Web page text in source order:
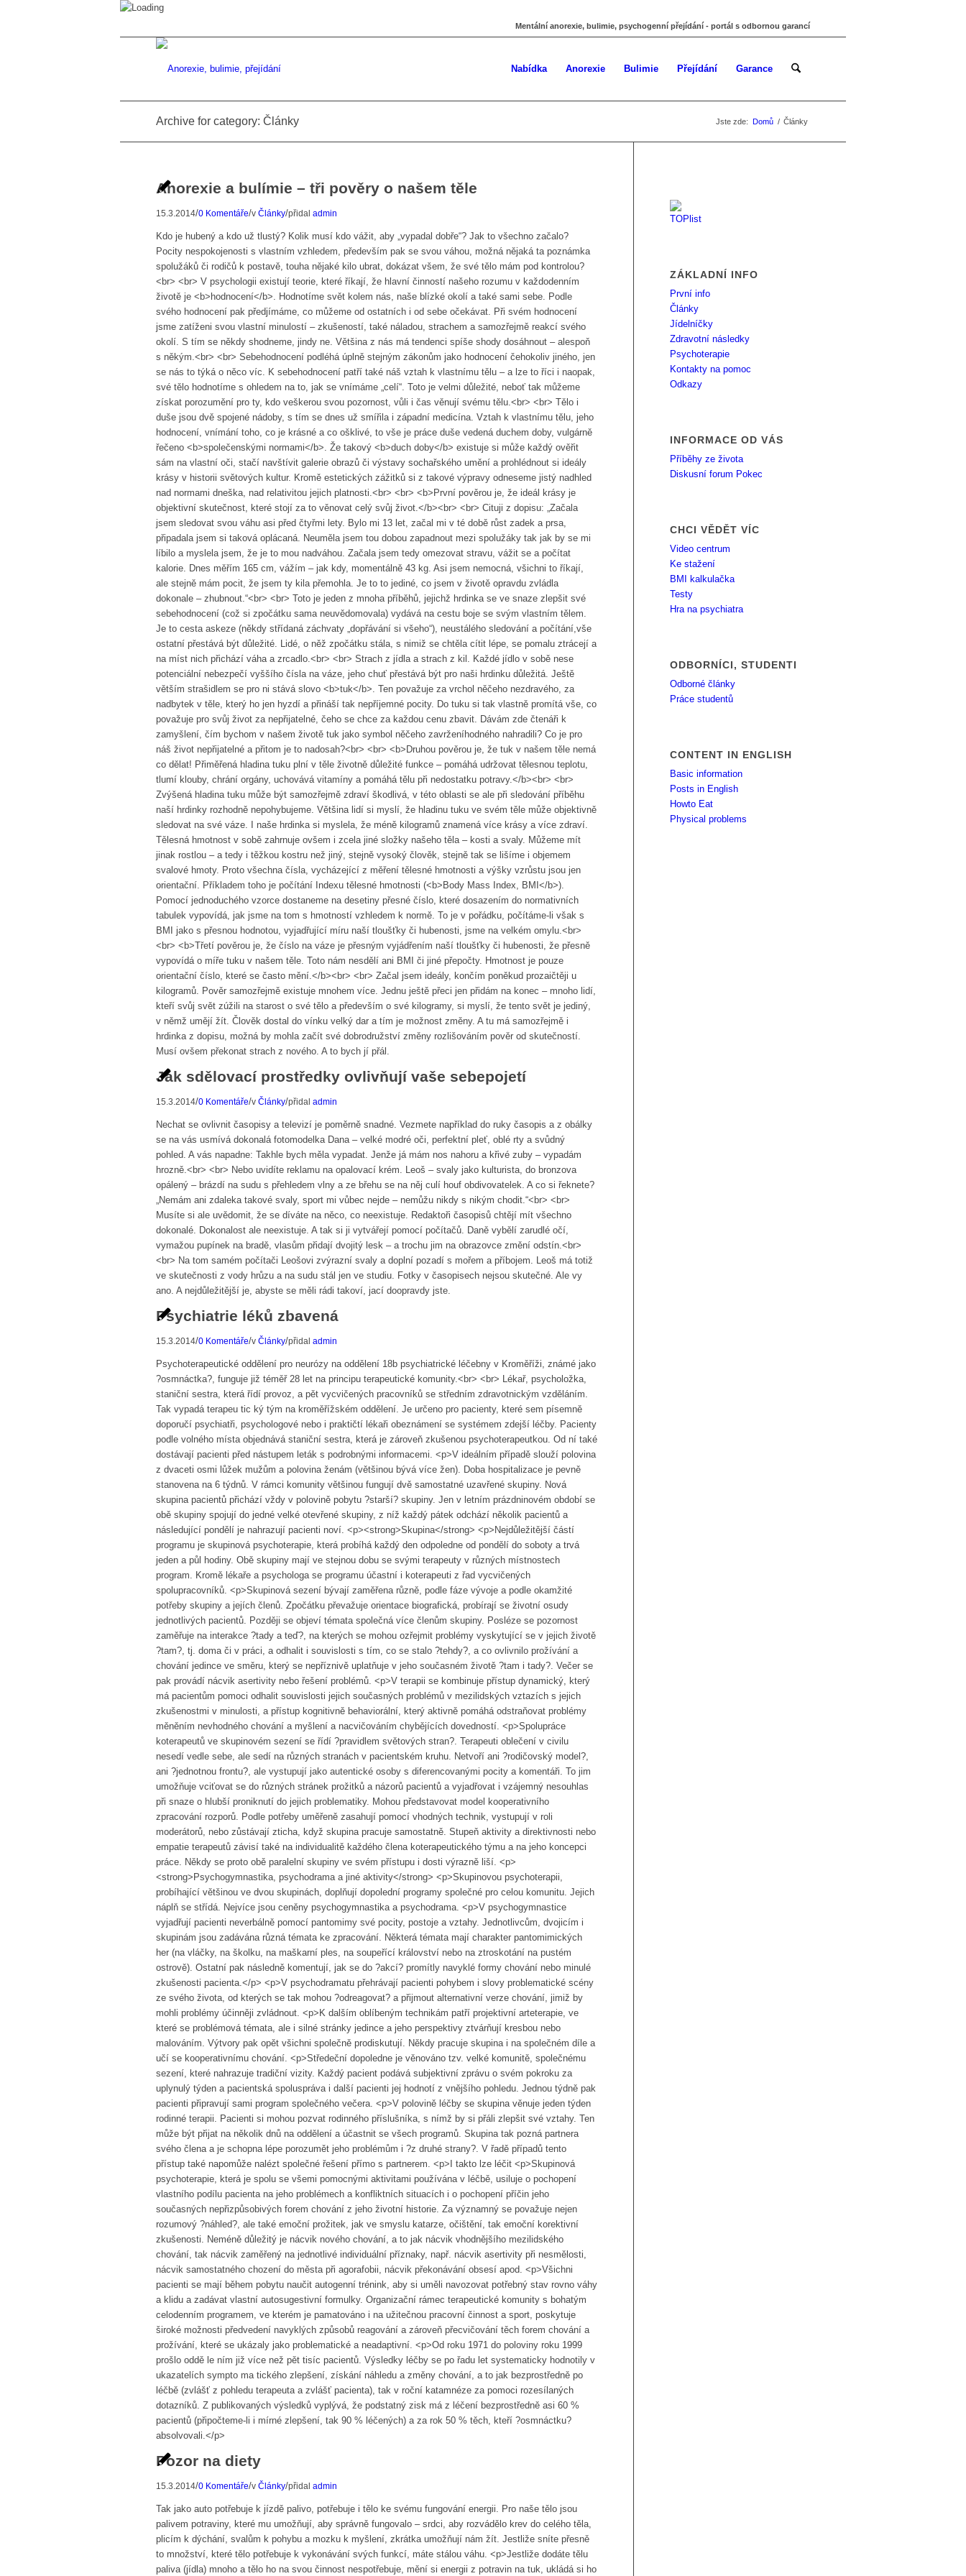
Mentální anorexie, bulimie, psychogenní přejídání - portál s odbornou garancí
Nabídka Anorexie Bulimie Přejídání Garance
Archive for category: Články Jste zde: Domů / Články
Anorexie a bulímie – tři pověry o našem těle
15.3.2014/0 Komentáře/v Články/přidal admin
Kdo je hubený a kdo už tlustý? Kolik musí kdo vážit, aby „vypadal dobře“? Jak to všechno začalo?
Pocity nespokojenosti s vlastním vzhledem, především pak se svou váhou, možná nějaká ta poznámka
spolužáků či rodičů k postavě, touha nějaké kilo ubrat, dokázat všem, že své tělo mám pod kontrolou?
<br> <br> V psychologii existují teorie, které říkají, že hlavní činností našeho rozumu v každodenním
životě je <b>hodnocení</b>. Hodnotíme svět kolem nás, naše blízké okolí a také sami sebe. Podle
svého hodnocení pak předjímáme, co můžeme od ostatních i od sebe očekávat. Při svém hodnocení
jsme zatíženi svou vlastní minulostí – zkušeností, také náladou, strachem a samozřejmě reakcí svého
okolí. S tím se někdy shodneme, jindy ne. Většina z nás má tendenci spíše shody dosáhnout – alespoň
s někým.<br> <br> Sebehodnocení podléhá úplně stejným zákonům jako hodnocení čehokoliv jiného, jen
se nás to týká o něco víc. K sebehodnocení patří také náš vztah k vlastnímu tělu – a lze to říci i naopak,
své tělo hodnotíme s ohledem na to, jak se vnímáme „celí“. Toto je velmi důležité, neboť tak můžeme
získat porozumění pro ty, kdo veškerou svou pozornost, vůli i čas věnují svému tělu.<br> <br> Tělo i
duše jsou dvě spojené nádoby, s tím se dnes už smířila i západní medicína. Vztah k vlastnímu tělu, jeho
hodnocení, vnímání toho, co je krásné a co ošklivé, to vše je práce duše vedená duchem doby, vulgárně
řečeno <b>společenskými normami</b>. Že takový <b>duch doby</b> existuje si může každý ověřit
sám na vlastní oči, stačí navštívit galerie obrazů či výstavy sochařského umění a prohlédnout si ideály
krásy v historii světových kultur. Kromě estetických zážitků si z takové výpravy odneseme jistý nadhled
nad normami dneška, nad relativitou jejich platnosti.<br> <br> <b>První pověrou je, že ideál krásy je
objektivní skutečnost, které stojí za to věnovat celý svůj život.</b><br> <br> Cituji z dopisu: „Začala
jsem sledovat svou váhu asi před čtyřmi lety. Bylo mi 13 let, začal mi v té době růst zadek a prsa,
připadala jsem si taková oplácaná. Neuměla jsem tou dobou zapadnout mezi spolužáky tak jak by se mi
líbilo a myslela jsem, že je to mou nadváhou. Začala jsem tedy omezovat stravu, vážit se a počítat
kalorie. Dnes měřím 165 cm, vážím – jak kdy, momentálně 43 kg. Asi jsem nemocná, všichni to říkají,
ale stejně mám pocit, že jsem ty kila přemohla. Je to to jediné, co jsem v životě opravdu zvládla
dokonale – zhubnout.“<br> <br> Toto je jeden z mnoha příběhů, jejichž hrdinka se ve snaze zlepšit své
sebehodnocení (což si zpočátku sama neuvědomovala) vydává na cestu boje se svým vlastním tělem.
Je to cesta askeze (někdy střídaná záchvaty „dopřávání si všeho“), neustálého sledování a počítání,vše
ostatní přestává být důležité. Lidé, o něž zpočátku stála, s nimiž se chtěla cítit lépe, se pomalu ztrácejí a
na míst nich přichází váha a zrcadlo.<br> <br> Strach z jídla a strach z kil. Každé jídlo v sobě nese
potenciální nebezpečí vyššího čísla na váze, jeho chuť přestává být pro naši hrdinku důležitá. Ještě
větším strašidlem se pro ni stává slovo <b>tuk</b>. Ten považuje za vrchol něčeho nezdravého, za
nadbytek v těle, který ho jen hyzdí a přináší tak nepříjemné pocity. Do tuku si tak vlastně promítá vše, co
považuje pro svůj život za nepřijatelné, čeho se chce za každou cenu zbavit. Dávám zde čtenáři k
zamyšlení, čím bychom v našem životě tuk jako symbol něčeho zavrženíhodného nahradili? Co je pro
náš život nepřijatelné a přitom je to nadosah?<br> <br> <b>Druhou pověrou je, že tuk v našem těle nemá
co dělat! Přiměřená hladina tuku plní v těle životně důležité funkce – pomáhá udržovat tělesnou teplotu,
tlumí klouby, chrání orgány, uchovává vitamíny a pomáhá tělu při nedostatku potravy.</b><br> <br>
Zvýšená hladina tuku může být samozřejmě zdraví škodlivá, v této oblasti se ale při sledování příběhu
naší hrdinky rozhodně nepohybujeme. Většina lidí si myslí, že hladinu tuku ve svém těle může objektivně
sledovat na své váze. I naše hrdinka si myslela, že méně kilogramů znamená více krásy a více zdraví.
Tělesná hmotnost v sobě zahrnuje ovšem i zcela jiné složky našeho těla – kosti a svaly. Můžeme mít
jinak rostlou – a tedy i těžkou kostru než jiný, stejně vysoký člověk, stejně tak se lišíme i objemem
svalové hmoty. Proto všechna čísla, vycházející z měření tělesné hmotnosti a výšky vzrůstu jsou jen
orientační. Příkladem toho je počítání Indexu tělesné hmotnosti (<b>Body Mass Index, BMI</b>).
Pomocí jednoduchého vzorce dostaneme na desetiny přesné číslo, které dosazením do normativních
tabulek vypovídá, jak jsme na tom s hmotností vzhledem k normě. To je v pořádku, počítáme-li však s
BMI jako s přesnou hodnotou, vyjadřující míru naší tloušťky či hubenosti, jsme na velkém omylu.<br>
<br> <b>Třetí pověrou je, že číslo na váze je přesným vyjádřením naší tloušťky či hubenosti, že přesně
vypovídá o míře tuku v našem těle. Toto nám nesdělí ani BMI či jiné přepočty. Hmotnost je pouze
orientační číslo, které se často mění.</b><br> <br> Začal jsem ideály, končím poněkud prozaičtěji u
kilogramů. Pověr samozřejmě existuje mnohem více. Jednu ještě přeci jen přidám na konec – mnoho lidí,
kteří svůj svět zúžili na starost o své tělo a především o své kilogramy, si myslí, že tento svět je jediný,
v němž umějí žít. Člověk dostal do vínku velký dar a tím je možnost změny. A tu má samozřejmě i
hrdinka z dopisu, možná by mohla začít své dobrodružství změny rozlišováním pověr od skutečností.
Musí ovšem překonat strach z nového. A to bych jí přál.
Jak sdělovací prostředky ovlivňují vaše sebepojetí
15.3.2014/0 Komentáře/v Články/přidal admin
Nechat se ovlivnit časopisy a televizí je poměrně snadné. Vezmete například do ruky časopis a z obálky
se na vás usmívá dokonalá fotomodelka Dana – velké modré oči, perfektní pleť, oblé rty a svůdný
pohled. A vás napadne: Takhle bych měla vypadat. Jenže já mám nos nahoru a křivé zuby – vypadám
hrozně.<br> <br> Nebo uvidíte reklamu na opalovací krém. Leoš – svaly jako kulturista, do bronzova
opálený – brázdí na sudu s přehledem vlny a ze břehu se na něj culí houf obdivovatelek. A co si řeknete?
„Nemám ani zdaleka takové svaly, sport mi vůbec nejde – nemůžu nikdy s nikým chodit.“<br> <br>
Musíte si ale uvědomit, že se díváte na něco, co neexistuje. Redaktoři časopisů chtějí mít všechno
dokonalé. Dokonalost ale neexistuje. A tak si ji vytvářejí pomocí počítačů. Daně vybělí zarudlé očí,
vymažou pupínek na bradě, vlasům přidají dvojitý lesk – a trochu jim na obrazovce změní odstín.<br>
<br> Na tom samém počítači Leošovi zvýrazní svaly a doplní pozadí s mořem a příbojem. Leoš má totiž
ve skutečnosti z vody hrůzu a na sudu stál jen ve studiu. Fotky v časopisech nejsou skutečné. Ale vy
ano. A nejdůležitější je, abyste se měli rádi takoví, jací doopravdy jste.
Psychiatrie léků zbavená
15.3.2014/0 Komentáře/v Články/přidal admin
Psychoterapeutické oddělení pro neurózy na oddělení 18b psychiatrické léčebny v Kroměříži, známé jako
?osmnáctka?, funguje již téměř 28 let na principu terapeutické komunity.<br> <br> Lékař, psycholožka,
staniční sestra, která řídí provoz, a pět vycvičených pracovníků se středním zdravotnickým vzděláním.
Tak vypadá terapeu tic ký tým na kroměřížském oddělení. Je určeno pro pacienty, které sem písemně
doporučí psychiatři, psychologové nebo i praktičtí lékaři obeznámení se systémem zdejší léčby. Pacienty
podle volného místa objednává staniční sestra, která je zároveň zkušenou psychoterapeutkou. Od ní také
dostávají pacienti před nástupem leták s podrobnými informacemi. <p>V ideálním případě slouží polovina
z dvaceti osmi lůžek mužům a polovina ženám (většinou bývá více žen). Doba hospitalizace je pevně
stanovena na 6 týdnů. V rámci komunity většinou fungují dvě samostatné uzavřené skupiny. Nová
skupina pacientů přichází vždy v polovině pobytu ?starší? skupiny. Jen v letním prázdninovém období se
obě skupiny spojují do jedné velké otevřené skupiny, z níž každý pátek odchází několik pacientů a
následující pondělí je nahrazují pacienti noví. <p><strong>Skupina</strong> <p>Nejdůležitější částí
programu je skupinová psychoterapie, která probíhá každý den odpoledne od pondělí do soboty a trvá
jeden a půl hodiny. Obě skupiny mají ve stejnou dobu se svými terapeuty v různých místnostech
program. Kromě lékaře a psychologa se programu účastní i koterapeuti z řad vycvičených
spolupracovníků. <p>Skupinová sezení bývají zaměřena různě, podle fáze vývoje a podle okamžité
potřeby skupiny a jejích členů. Zpočátku převažuje orientace biografická, probírají se životní osudy
jednotlivých pacientů. Později se objeví témata společná více členům skupiny. Posléze se pozornost
zaměřuje na interakce ?tady a teď?, na kterých se mohou ozřejmit problémy vyskytující se v jejich životě
?tam?, tj. doma či v práci, a odhalit i souvislosti s tím, co se stalo ?tehdy?, a co ovlivnilo prožívání a
chování jedince ve směru, který se nepříznivě uplatňuje v jeho současném životě ?tam i tady?. Večer se
pak provádí nácvik asertivity nebo řešení problémů. <p>V terapii se kombinuje přístup dynamický, který
má pacientům pomoci odhalit souvislosti jejich současných problémů v mezilidských vztazích s jejich
zkušenostmi v minulosti, a přístup kognitivně behaviorální, který aktivně pomáhá odstraňovat problémy
měněním nevhodného chování a myšlení a nacvičováním chybějících dovedností. <p>Spolupráce
koterapeutů ve skupinovém sezení se řídí ?pravidlem světových stran?. Terapeuti oblečení v civilu
nesedí vedle sebe, ale sedí na různých stranách v pacientském kruhu. Netvoří ani ?rodičovský model?,
ani ?jednotnou frontu?, ale vystupují jako autentické osoby s diferencovanými pocity a komentáři. To jim
umožňuje vciťovat se do různých stránek prožitků a názorů pacientů a vyjadřovat i vzájemný nesouhlas
při snaze o hlubší proniknutí do jejich problematiky. Mohou představovat model kooperativního
zpracování rozporů. Podle potřeby uměřeně zasahují pomocí vhodných technik, vystupují v roli
moderátorů, nebo zůstávají zticha, když skupina pracuje samostatně. Stupeň aktivity a direktivnosti nebo
empatie terapeutů závisí také na individualitě každého člena koterapeutického týmu a na jeho koncepci
práce. Někdy se proto obě paralelní skupiny ve svém přístupu i dosti výrazně liší. <p>
<strong>Psychogymnastika, psychodrama a jiné aktivity</strong> <p>Skupinovou psychoterapii,
probíhající většinou ve dvou skupinách, doplňují dopolední programy společné pro celou komunitu. Jejich
náplň se střídá. Nejvíce jsou ceněny psychogymnastika a psychodrama. <p>V psychogymnastice
vyjadřují pacienti neverbálně pomocí pantomimy své pocity, postoje a vztahy. Jednotlivcům, dvojicím i
skupinám jsou zadávána různá témata ke zpracování. Některá témata mají charakter pantomimických
her (na vláčky, na školku, na maškarní ples, na soupeřící království nebo na ztroskotání na pustém
ostrově). Ostatní pak následně komentují, jak se do ?akcí? promítly navyklé formy chování nebo minulé
zkušenosti pacienta.</p> <p>V psychodramatu přehrávají pacienti pohybem i slovy problematické scény
ze svého života, od kterých se tak mohou ?odreagovat? a přijmout alternativní verze chování, jimiž by
mohli problémy účinněji zvládnout. <p>K dalším oblíbeným technikám patří projektivní arteterapie, ve
které se problémová témata, ale i silné stránky jedince a jeho perspektivy ztvárňují kresbou nebo
malováním. Výtvory pak opět všichni společně prodiskutují. Někdy pracuje skupina i na společném díle a
učí se kooperativnímu chování. <p>Středeční dopoledne je věnováno tzv. velké komunitě, společnému
sezení, které nahrazuje tradiční vizity. Každý pacient podává subjektivní zprávu o svém pokroku za
uplynulý týden a pacientská spoluspráva i další pacienti jej hodnotí z vnějšího pohledu. Jednou týdně pak
pacienti připravují sami program společného večera. <p>V polovině léčby se skupina věnuje jeden týden
rodinné terapii. Pacienti si mohou pozvat rodinného příslušníka, s nímž by si přáli zlepšit své vztahy. Ten
může být přijat na několik dnů na oddělení a účastnit se všech programů. Skupina tak pozná partnera
svého člena a je schopna lépe porozumět jeho problémům i ?z druhé strany?. V řadě případů tento
přístup také napomůže nalézt společné řešení přímo s partnerem. <p>I takto lze léčit <p>Skupinová
psychoterapie, která je spolu se všemi pomocnými aktivitami používána v léčbě, usiluje o pochopení
vlastního podílu pacienta na jeho problémech a konfliktních situacích i o pochopení příčin jeho
současných nepřizpůsobivých forem chování z jeho životní historie. Za významný se považuje nejen
rozumový ?náhled?, ale také emoční prožitek, jak ve smyslu katarze, očištění, tak emoční korektivní
zkušenosti. Neméně důležitý je nácvik nového chování, a to jak nácvik vhodnějšího mezilidského
chování, tak nácvik zaměřený na jednotlivé individuální příznaky, např. nácvik asertivity při nesmělosti,
nácvik samostatného chození do města při agorafobii, nácvik překonávání obsesí apod. <p>Všichni
pacienti se mají během pobytu naučit autogenní trénink, aby si uměli navozovat potřebný stav rovno váhy
a klidu a zadávat vlastní autosugestivní formulky. Organizační rámec terapeutické komunity s bohatým
celodenním programem, ve kterém je pamatováno i na užitečnou pracovní činnost a sport, poskytuje
široké možnosti předvedení navyklých způsobů reagování a zároveň přecvičování těch forem chování a
prožívání, které se ukázaly jako problematické a neadaptivní. <p>Od roku 1971 do poloviny roku 1999
prošlo oddě le ním již více než pět tisíc pacientů. Výsledky léčby se po řadu let systematicky hodnotily v
ukazatelích sympto ma tického zlepšení, získání náhledu a změny chování, a to jak bezprostředně po
léčbě (zvlášť z pohledu terapeuta a zvlášť pacienta), tak v roční katamnéze za pomoci rozesílaných
dotazníků. Z publikovaných výsledků vyplývá, že podstatný zisk má z léčení bezprostředně asi 60 %
pacientů (připočteme-li i mírné zlepšení, tak 90 % léčených) a za rok 50 % těch, kteří ?osmnáctku?
absolvovali.</p>
Pozor na diety
15.3.2014/0 Komentáře/v Články/přidal admin
Tak jako auto potřebuje k jízdě palivo, potřebuje i tělo ke svému fungování energii. Pro naše tělo jsou
palivem potraviny, které mu umožňují, aby správně fungovalo – srdci, aby rozvádělo krev do celého těla,
plicím k dýchání, svalům k pohybu a mozku k myšlení, zkrátka umožňují nám žít. Jestliže sníte přesně
to množství, které tělo potřebuje k vykonávání svých funkcí, máte stálou váhu. <p>Jestliže dodáte tělu
paliva (jídla) mnoho a tělo ho na svou činnost nespotřebuje, mění si energii z potravin na tuk, ukládá si ho
ZÁKLADNÍ INFO
První info
Články
Jídelníčky
Zdravotní následky
Psychoterapie
Kontakty na pomoc
Odkazy
INFORMACE OD VÁS
Příběhy ze života
Diskusní forum Pokec
CHCI VĚDĚT VÍC
Video centrum
Ke stažení
BMI kalkulačka
Testy
Hra na psychiatra
ODBORNÍCI, STUDENTI
Odborné články
Práce studentů
CONTENT IN ENGLISH
Basic information
Posts in English
Howto Eat
Physical problems